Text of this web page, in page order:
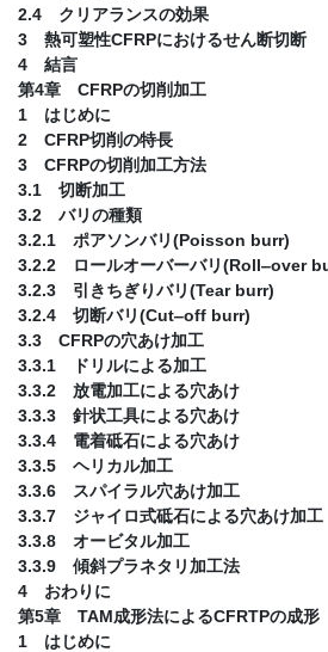
2.4 クリアランスの効果
3 熱可塑性CFRPにおけるせん断切断
4 結言
第4章 CFRPの切削加工
1 はじめに
2 CFRP切削の特長
3 CFRPの切削加工方法
3.1 切断加工
3.2 バリの種類
3.2.1 ポアソンバリ(Poisson burr)
3.2.2 ロールオーバーバリ(Roll‒over
3.2.3 引きちぎりバリ(Tear burr)
3.2.4 切断バリ(Cut‒off burr)
3.3 CFRPの穴あけ加工
3.3.1 ドリルによる加工
3.3.2 放電加工による穴あけ
3.3.3 針状工具による穴あけ
3.3.4 電着砥石による穴あけ
3.3.5 ヘリカル加工
3.3.6 スパイラル穴あけ加工
3.3.7 ジャイロ式砥石による穴あけ加工
3.3.8 オービタル加工
3.3.9 傾斜プラネタリ加工法
4 おわりに
第5章 TAM成形法によるCFRTPの成形
1 はじめに